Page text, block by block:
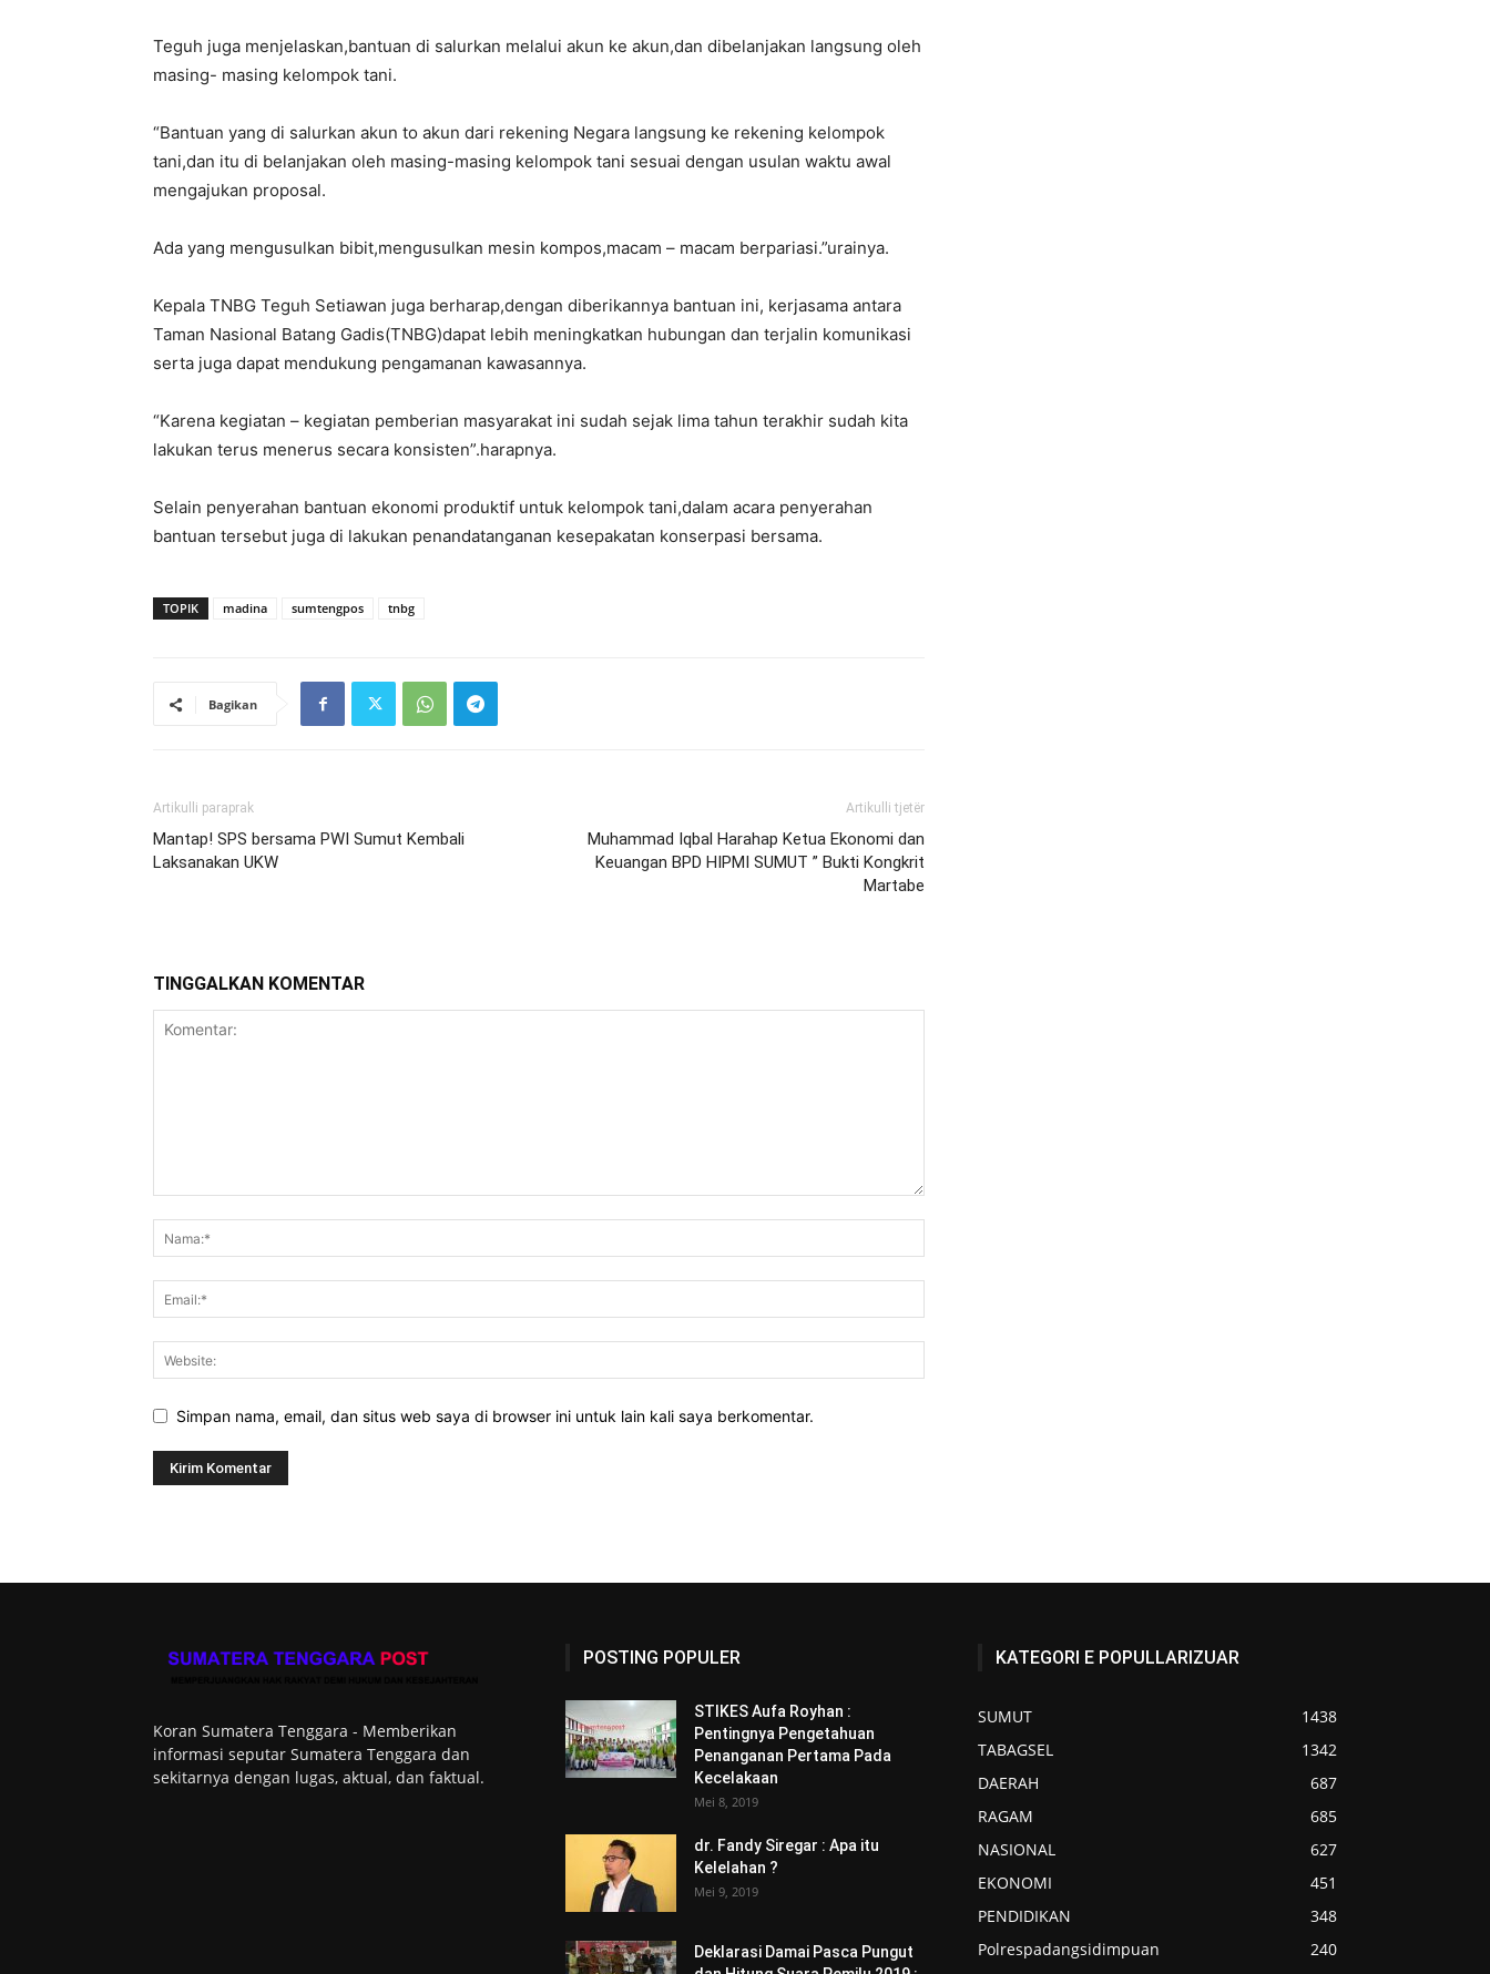
Teguh juga menjelaskan,bantuan di salurkan melalui akun ke akun,dan dibelanjakan langsung oleh
masing- masing kelompok tani.
“Bantuan yang di salurkan akun to akun dari rekening Negara langsung ke rekening kelompok
tani,dan itu di belanjakan oleh masing-masing kelompok tani sesuai dengan usulan waktu awal
mengajukan proposal.
Ada yang mengusulkan bibit,mengusulkan mesin kompos,macam – macam berpariasi.”urainya.
Kepala TNBG Teguh Setiawan juga berharap,dengan diberikannya bantuan ini, kerjasama antara
Taman Nasional Batang Gadis(TNBG)dapat lebih meningkatkan hubungan dan terjalin komunikasi
serta juga dapat mendukung pengamanan kawasannya.
“Karena kegiatan – kegiatan pemberian masyarakat ini sudah sejak lima tahun terakhir sudah kita
lakukan terus menerus secara konsisten”.harapnya.
Selain penyerahan bantuan ekonomi produktif untuk kelompok tani,dalam acara penyerahan
bantuan tersebut juga di lakukan penandatanganan kesepakatan konserpasi bersama.
TOPIK madina sumtengpos tnbg
Bagikan
Artikulli paraprak
Mantap! SPS bersama PWI Sumut Kembali
Laksanakan UKW
Artikulli tjetër
Muhammad Iqbal Harahap Ketua Ekonomi dan
Keuangan BPD HIPMI SUMUT ” Bukti Kongkrit
Martabe
TINGGALKAN KOMENTAR
Simpan nama, email, dan situs web saya di browser ini untuk lain kali saya berkomentar.
Koran Sumatera Tenggara - Memberikan
informasi seputar Sumatera Tenggara dan
sekitarnya dengan lugas, aktual, dan faktual.
POSTING POPULER
STIKES Aufa Royhan :
Pentingnya Pengetahuan
Penanganan Pertama Pada
Kecelakaan
Mei 8, 2019
dr. Fandy Siregar : Apa itu
Kelelahan ?
Mei 9, 2019
Deklarasi Damai Pasca Pungut
KATEGORI E POPULLARIZUAR
SUMUT
1438
TABAGSEL
1342
DAERAH
687
RAGAM
685
NASIONAL
627
EKONOMI
451
PENDIDIKAN
348
Polrespadangsidimpuan
240